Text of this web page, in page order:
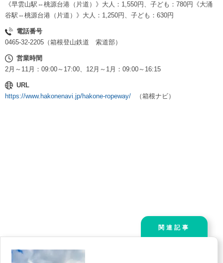
《早雲山駅⇔桃源台港（片道）》大人：1,550円、子ども：780円《大涌
谷駅⇔桃源台港（片道）》大人：1,250円、子ども：630円
電話番号
0465-32-2205（箱根登山鉄道 索道部）
営業時間
2月～11月：09:00～17:00、12月～1月：09:00～16:15
URL
https://www.hakonenavi.jp/hakone-ropeway/
（箱根ナビ）
関連記事